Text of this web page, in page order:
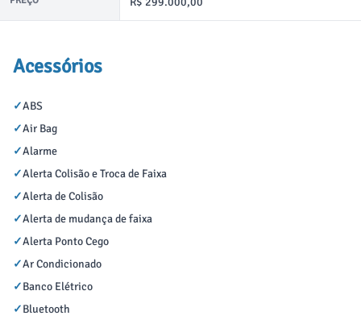
Acessórios
✓ABS
✓Air Bag
✓Alarme
✓Alerta Colisão e Troca de Faixa
✓Alerta de Colisão
✓Alerta de mudança de faixa
✓Alerta Ponto Cego
✓Ar Condicionado
✓Banco Elétrico
✓Bluetooth